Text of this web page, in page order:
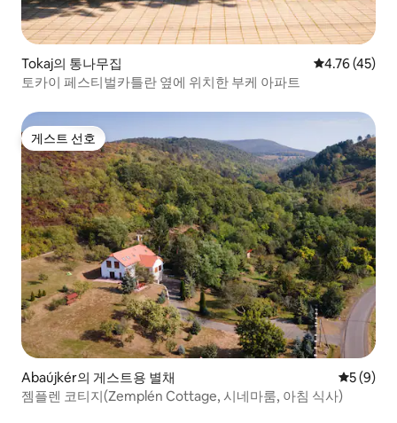
Tokaj의 통나무집 평점 4.76점
4.76 (45)
토카이 페스티벌카틀란 옆에 위치한 부케 아파트
게스트 선호
게스트 선호
Abaújkér의 게스트용 별채 평점 5점
5 (9)
젬플렌 코티지(Zemplén Cottage, 시네마룸, 아침 식사)